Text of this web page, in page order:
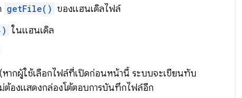
getFile() ของแฮนเดิลไฟล์
ในแฮนเดิล
ากผู้ใช้เลือกไฟล์ที่เปิดก่อนหน้านี้ ระบบจะเขียนทับ
ต้องแสดงกล่องโต้ตอบการบันทึกไฟล์อีก